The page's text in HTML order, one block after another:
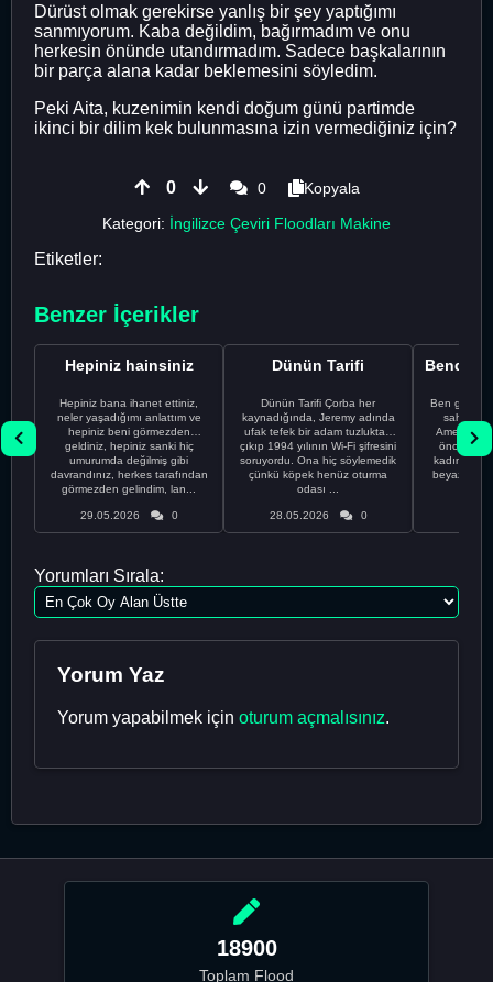
Dürüst olmak gerekirse yanlış bir şey yaptığımı
sanmıyorum. Kaba değildim, bağırmadım ve onu
herkesin önünde utandırmadım. Sadece başkalarının
bir parça alana kadar beklemesini söyledim.
Peki Aita, kuzenimin kendi doğum günü partimde
ikinci bir dilim kek bulunmasına izin vermediğiniz için?
0 0
Kopyala
Kategori: İngilizce Çeviri Floodları Makine
Etiketler:
Benzer İçerikler
Hepiniz hainsiniz
Hepiniz bana ihanet ettiniz,
neler yaşadığımı anlattım ve
hepiniz beni görmezden
geldiniz, hepiniz sanki hiç
umurumda değilmiş gibi
davrandınız, herkes tarafından
görmezden gelindim, lan...
29.05.2026 0
Dünün Tarifi
Dünün Tarifi Çorba her
kaynadığında, Jeremy adında
ufak tefek bir adam tuzluktan
çıkıp 1994 yılının Wi-Fi şifresini
soruyordu. Ona hiç söylemedik
çünkü köpek henüz oturma
odası ...
28.05.2026 0
Ben gururlu
sahip
önce
kadınla
beyaz
Yorumları Sırala:
Yorum Yaz
Yorum yapabilmek için oturum açmalısınız.
18900
Toplam Flood